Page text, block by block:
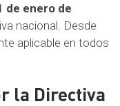
de enero de
nacional. Desde
aplicable en todos
la Directiva